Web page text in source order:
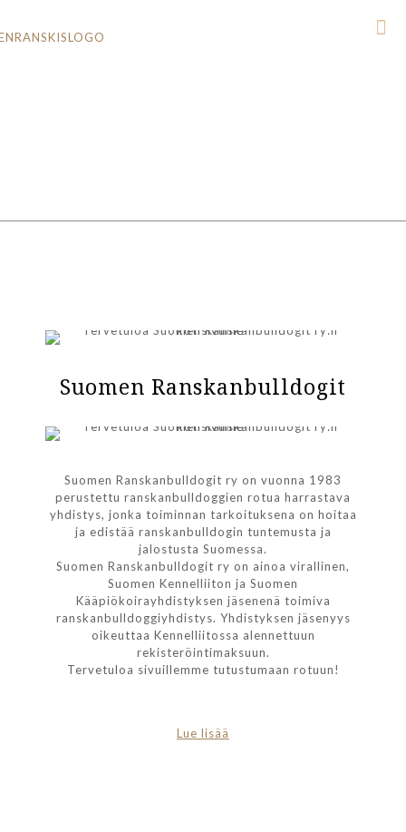
Suomen Ranskanbulldogit
Suomen Ranskanbulldogit ry on vuonna 1983
perustettu ranskanbulldoggien rotua harrastava
yhdistys, jonka toiminnan tarkoituksena on hoitaa
ja edistää ranskanbulldogin tuntemusta ja
jalostusta Suomessa.
Suomen Ranskanbulldogit ry on ainoa virallinen,
Suomen Kennelliiton ja Suomen
Kääpiökoirayhdistyksen jäsenenä toimiva
ranskanbulldoggiyhdistys. Yhdistyksen jäsenyys
oikeuttaa Kennelliitossa alennettuun
rekisteröintimaksuun.
Tervetuloa sivuillemme tutustumaan rotuun!
Lue lisää